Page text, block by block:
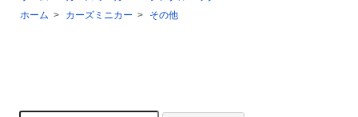
ホーム > カーズミニカー > その他